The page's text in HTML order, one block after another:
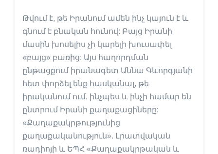
Թվում է, թե Իրանում ամեն ինչ կայուն է և
գնում է բնական հունով: Բայց Իրանի
մասին խոսելիս չի կարելի խուսափել
«բայց» բառից: Այս հաղորդման
ընթացքում իրանագետ Աննա Գևորգյանի
հետ փորձել ենք հասկանալ, թե
իրականում ում, ինչպես և ինչի համար են
ընտրում Իրանի քաղաքացիները:
«Քաղաքակրթությունից
քաղաքականություն». Լրատվական
ռադիոյի և ԵՊՀ «Քաղաքակրթական և